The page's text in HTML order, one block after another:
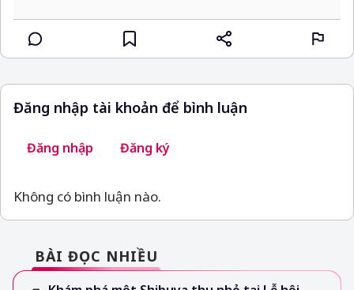
Đăng nhập tài khoản để bình luận
Đăng nhập Đăng ký
Không có bình luận nào.
BÀI ĐỌC NHIỀU